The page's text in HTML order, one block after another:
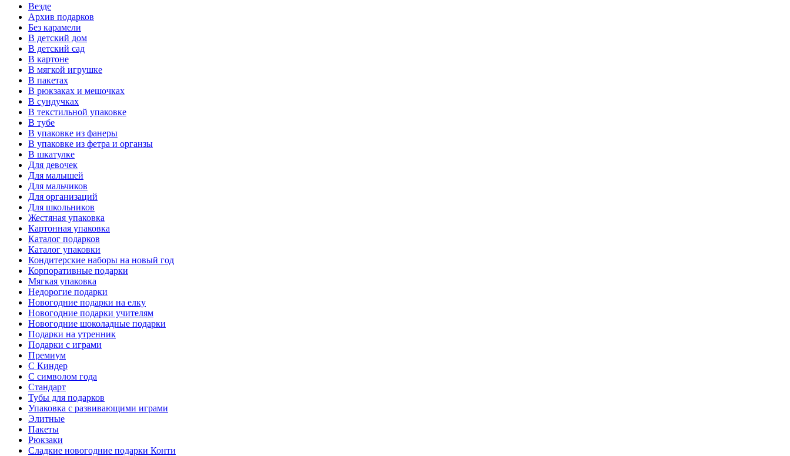
Везде
Архив подарков
Без карамели
В детский дом
В детский сад
В картоне
В мягкой игрушке
В пакетах
В рюкзаках и мешочках
В сундучках
В текстильной упаковке
В тубе
В упаковке из фанеры
В упаковке из фетра и органзы
В шкатулке
Для девочек
Для малышей
Для мальчиков
Для организаций
Для школьников
Жестяная упаковка
Картонная упаковка
Каталог подарков
Каталог упаковки
Кондитерские наборы на новый год
Корпоративные подарки
Мягкая упаковка
Недорогие подарки
Новогодние подарки на елку
Новогодние подарки учителям
Новогодние шоколадные подарки
Подарки на утренник
Подарки с играми
Премиум
С Киндер
С символом года
Стандарт
Тубы для подарков
Упаковка с развивающими играми
Элитные
Пакеты
Рюкзаки
Сладкие новогодние подарки Конти